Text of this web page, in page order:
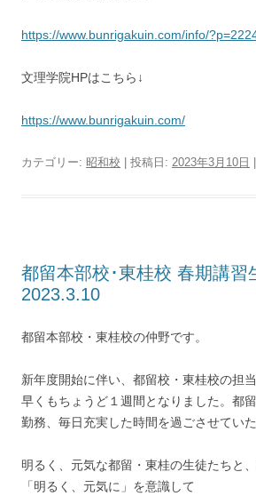
https://www.bunrigakuin.com/info/
文理学院HPはこちら↓
https://www.bunrigakuin.com/
カテゴリー: 昭和校 | 投稿日: 2023年3月10日
都留本部校･東桂校 春期講習
2023.3.10
都留本部校・東桂校の仲野です。
新年度開始に伴い、都留校・東桂校の担
早くもちょうど１週間となりました。都
勤務、毎日充実した時間を過ごさせてい
明るく、元気な都留・東桂の生徒たちと
「明るく、元気に」を意識して